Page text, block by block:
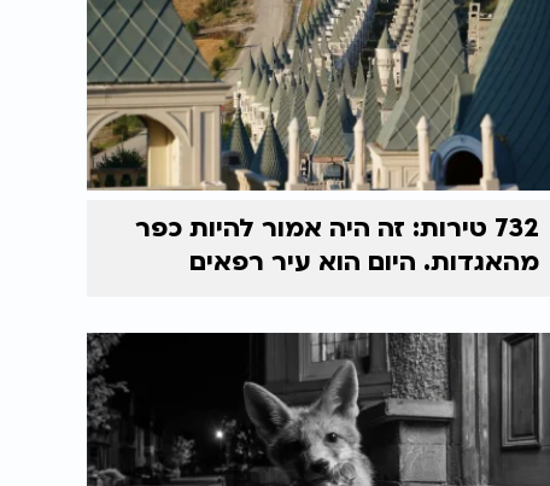
732 טירות: זה היה אמור להיות כפר
מהאגדות. היום הוא עיר רפאים